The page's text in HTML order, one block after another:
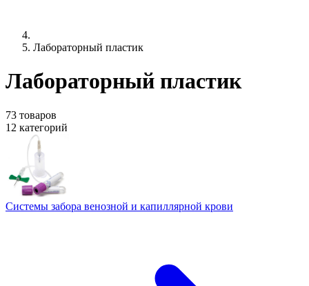
Лабораторный пластик
Лабораторный пластик
73 товаров
12 категорий
Системы забора венозной и капиллярной крови